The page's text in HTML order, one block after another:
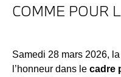
COMME POUR
Samedi 28 mars 2026,
l’honneur dans le cadre